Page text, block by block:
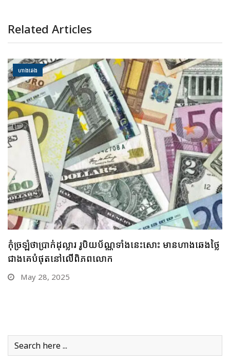
Related Articles
ហាងឆេង
គួរប្រុងប្រយ័ត្ន ប្រយ័ត្នមាសឡើងថ្លៃខ្លាំង រកលុយទិញមិនបាន
បើមាសឡើងថ្លៃឥតឈប់ឈរអញ្ចឹងនោះ
May 26, 2025